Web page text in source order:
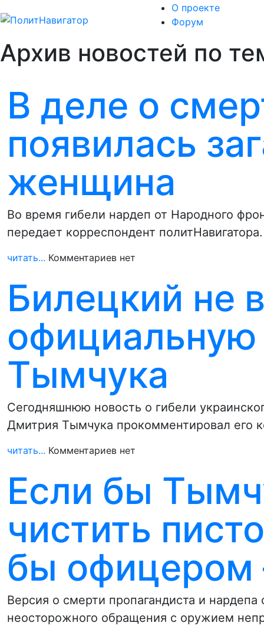
О проекте
Форум
Архив новостей по
В деле о
появилась
женщина
Во время гибели нардеп от Народного
передает корреспондент
читать... Комментариев нет
Билецкий не
Тымчука
Сегодняшнюю новость о гибели
Дмитрия Тымчука прокомментировал его
читать... Комментариев нет
Если бы
чистить
бы офицером
Версия о смерти пропагандиста и
неосторожного обращения с оружием